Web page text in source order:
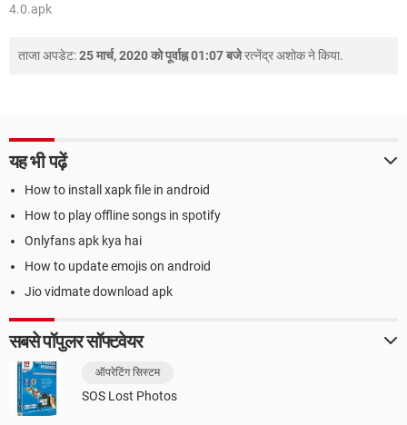
4.0.apk
ताजा अपडेट:25 मार्च, 2020 को पूर्वाह्न 01:07 बजेरत्नेंद्र अशोकने किया.
यह भी पढ़ें
How to install xapk file in android
How to play offline songs in spotify
Onlyfans apk kya hai
How to update emojis on android
Jio vidmate download apk
सबसे पॉपुलर सॉफ्टवेयर
ऑपरेटिंग सिस्टम
SOS Lost Photos